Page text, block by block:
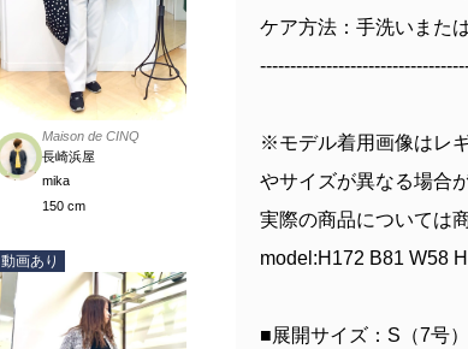
Maison de CINQ
長崎浜屋
mika
150 cm
動画あり
ケア方法：手洗いまた
※モデル着用画像はレ
やサイズが異なる場合
実際の商品については
model:H172 B81 W58
■展開サイズ：S（7号）